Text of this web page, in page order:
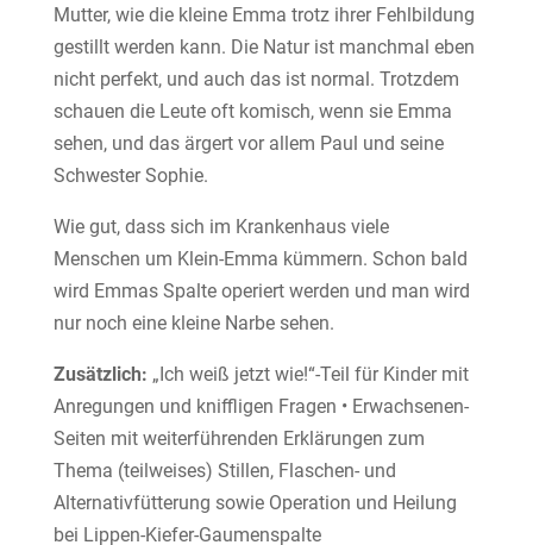
Mutter, wie die kleine Emma trotz ihrer Fehlbildung
gestillt werden kann. Die Natur ist manchmal eben
nicht perfekt, und auch das ist normal. Trotzdem
schauen die Leute oft komisch, wenn sie Emma
sehen, und das ärgert vor allem Paul und seine
Schwester Sophie.
Wie gut, dass sich im Krankenhaus viele
Menschen um Klein-Emma kümmern. Schon bald
wird Emmas Spalte operiert werden und man wird
nur noch eine kleine Narbe sehen.
Zusätzlich: „Ich weiß jetzt wie!“-Teil für Kinder mit
Anregungen und kniffligen Fragen • Erwachsenen-
Seiten mit weiterführenden Erklärungen zum
Thema (teilweises) Stillen, Flaschen- und
Alternativfütterung sowie Operation und Heilung
bei Lippen-Kiefer-Gaumenspalte